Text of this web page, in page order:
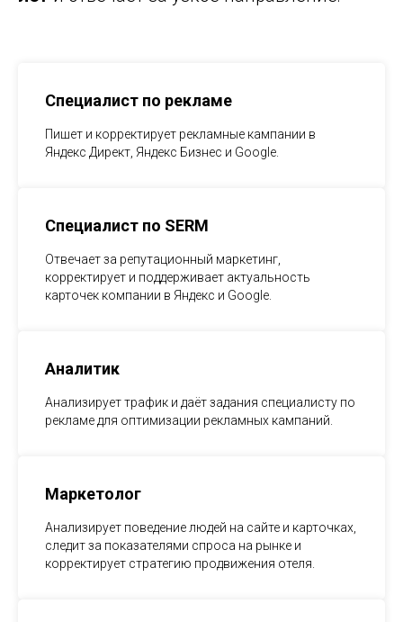
Специалист по рекламе
Пишет и корректирует рекламные кампании в
Яндекс Директ, Яндекс Бизнес и Google.
Специалист по SERM
Отвечает за репутационный маркетинг,
корректирует и поддерживает актуальность
карточек компании в Яндекс и Google.
Аналитик
Анализирует трафик и даёт задания специалисту по
рекламе для оптимизации рекламных кампаний.
Маркетолог
Анализирует поведение людей на сайте и карточках,
следит за показателями спроса на рынке и
корректирует стратегию продвижения отеля.